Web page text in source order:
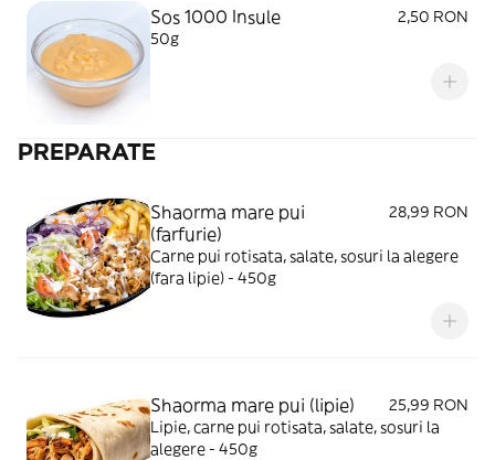
Sos 1000 Insule
2,50 RON
50g
PREPARATE
Shaorma mare pui
(farfurie)
28,99 RON
Carne pui rotisata, salate, sosuri la alegere
(fara lipie) - 450g
Shaorma mare pui (lipie)
25,99 RON
Lipie, carne pui rotisata, salate, sosuri la
alegere - 450g